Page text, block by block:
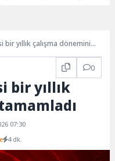
yıllık çalışma dönemini
0
bir yıllık
07:30
4 dk.